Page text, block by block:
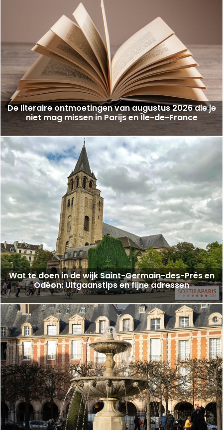
De literaire ontmoetingen van augustus 2026 die je
niet mag missen in Parijs en Île-de-France
Wat te doen in de wijk Saint-Germain-des-Prés en
Odéon: Uitgaanstips en fijne adressen